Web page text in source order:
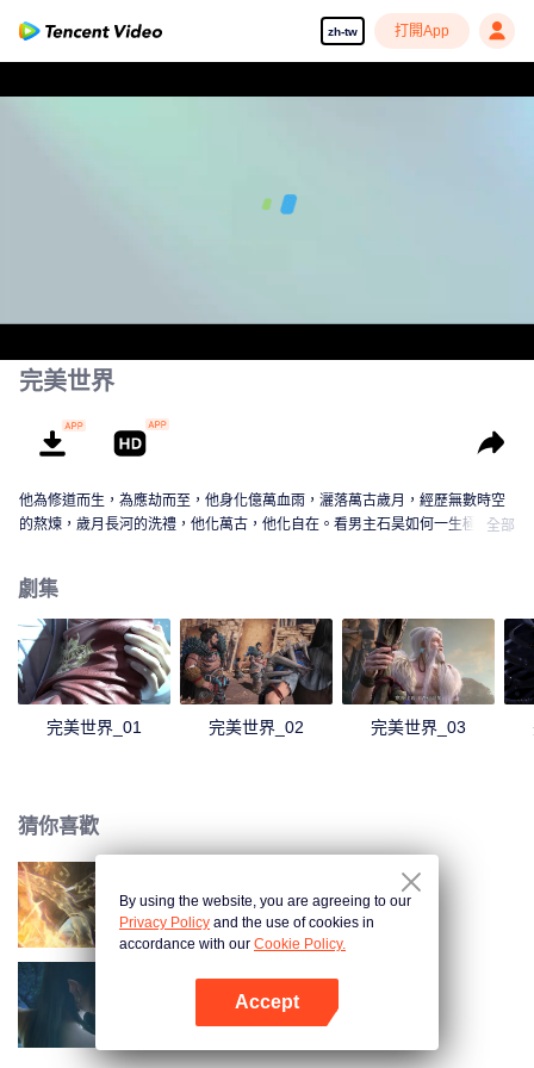
zh-tw 打開App
完美世界
他為修道而生，為應劫而至，他身化億萬血雨，灑落萬古歲月，經歷無數時空
的熬煉，歲月長河的洗禮，他化萬古，他化自在。看男主石昊如何一生極致輝
全部
劇集
完美世界_01 完美世界_02 完美世界_03
猜你喜歡
長生界
鬥破蒼穹 第三季
By using the website, you are agreeing to our
Privacy Policy and the use of cookies in
accordance with our Cookie Policy.
Accept